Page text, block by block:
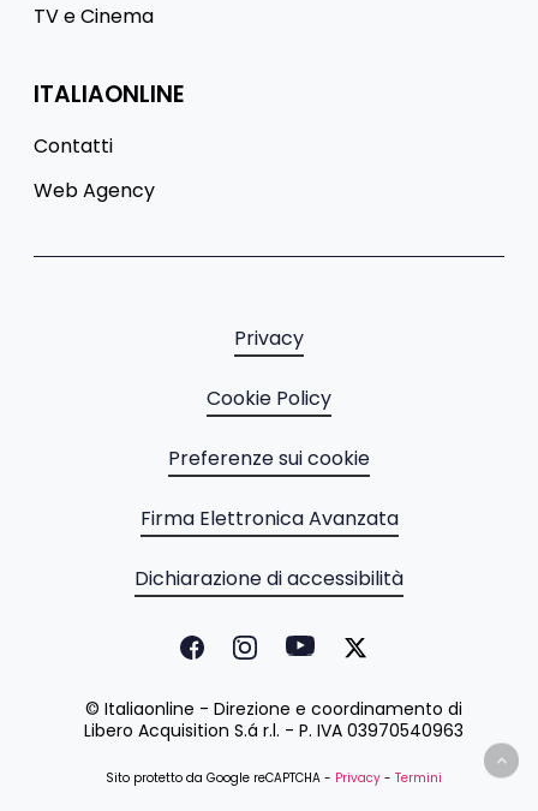
TV e Cinema
ITALIAONLINE
Contatti
Web Agency
Privacy
Cookie Policy
Preferenze sui cookie
Firma Elettronica Avanzata
Dichiarazione di accessibilità
© Italiaonline - Direzione e coordinamento di
Libero Acquisition S.á r.l. - P. IVA 03970540963
Sito protetto da Google reCAPTCHA - Privacy - Termini